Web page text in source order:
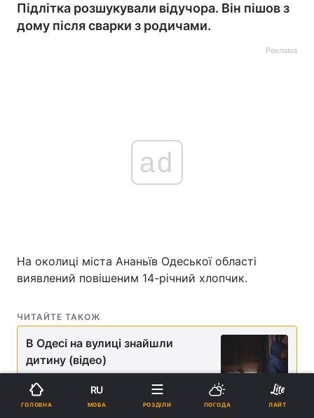
Підлітка розшукували відучора. Він пішов з
дому після сварки з родичами.
Реклама
ad
На околиці міста Ананьїв Одеської області
виявлений повішеним 14-річний хлопчик.
ЧИТАЙТЕ ТАКОЖ
В Одесі на вулиці знайшли
дитину (відео)
Як повідомили в Головному управлінні
ГОЛОВНА
RU
МОВА РОЗДІЛИ ПОГОДА ЛАЙТ